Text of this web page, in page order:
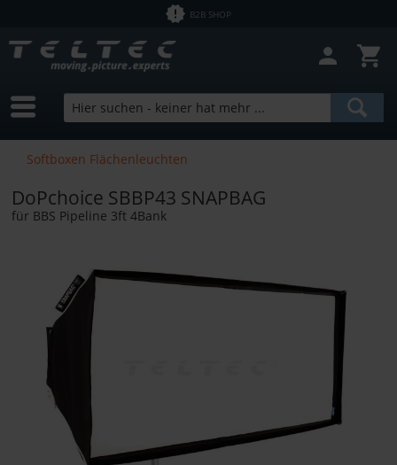
B2B SHOP
Softboxen Flächenleuchten
DoPchoice SBBP43 SNAPBAG
für BBS Pipeline 3ft 4Bank